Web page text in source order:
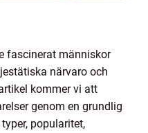
fascinerat människor
närvaro och
kommer vi att
genom en grundlig
popularitet,